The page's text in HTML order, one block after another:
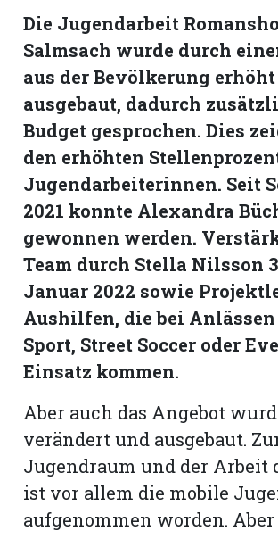
Die Jugendarbeit
Salmsach wurde durch
aus der Bevölkerung
ausgebaut, dadurch
Budget gesprochen. Dies
den erhöhten
Jugendarbeiterinnen. Seit
2021 konnte Alexandra
gewonnen werden.
Team durch Stella Nilsson
Januar 2022 sowie
Aushilfen, die bei
Sport, Street Soccer oder
Einsatz kommen.
Aber auch das Angebot
verändert und ausgebaut.
Jugendraum und der Arbeit
ist vor allem die mobile
aufgenommen worden.